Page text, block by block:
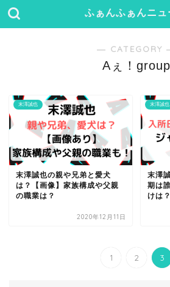
ふぁんふぁんニュ
― CATEGORY
Aぇ！group
末澤誠也
末澤誠也の親や兄弟と愛犬
は？【画像】家族構成や父親
の職業は？
2020年12月11日
末澤誠也
末澤
期は
けは？
1 2 3